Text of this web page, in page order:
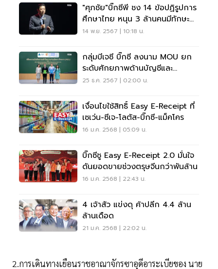
"ศุภชัย"บิ๊กซีพี ชง 14 ข้อปฏิรูปการ
ศึกษาไทย หนุน 3 ล้านคนมีทักษะ
ดิจิทัล-AI
14 พ.ย. 2567 | 10:18 น.
กลุ่มบีเจซี บิ๊กซี ลงนาม MOU ยก
ระดับศักยภาพด้านบัญชีและ
บริหารธุรกิจ
25 ธ.ค. 2567 | 02:00 น.
เงื่อนไขใช้สิทธิ์ Easy E-Receipt ที่
เซเว่น-ซีเจ-โลตัส-บิ๊กซี-แม็คโคร
16 ม.ค. 2568 | 05:09 น.
บิ๊กซีชู Easy E-Receipt 2.0 มั่นใจ
ดันยอดขายช่วงตรุษจีนกว่าพันล้าน
16 ม.ค. 2568 | 22:43 น.
4 เจ้าสัว แข่งดุ ค้าปลีก 4.4 ล้าน
ล้านเดือด
21 ม.ค. 2568 | 22:02 น.
2.การเดินทางเยือนราชอาณาจักรซาอุดีอาระเบียของ นาย